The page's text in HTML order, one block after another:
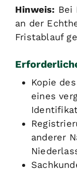
Hinweis: Bei
an der
Fristablauf
Kopie
eines
anderer